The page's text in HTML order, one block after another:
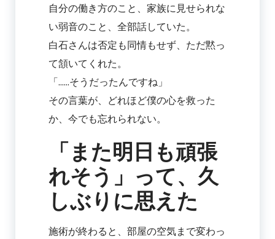
自分の働き方のこと、家族に見せられな
い弱音のこと、全部話していた。
白石さんは否定も同情もせず、ただ黙っ
て頷いてくれた。
「……そうだったんですね」
その言葉が、どれほど僕の心を救った
か、今でも忘れられない。
「また明日も頑張
れそう」って、久
しぶりに思えた
施術が終わると、部屋の空気まで変わっ